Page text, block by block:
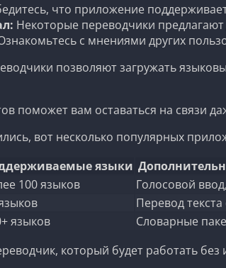
что приложение
Некоторые переводчики
с мнениями других
позволяют загружать
поможет вам оставаться на связи
вот несколько популярных
языки
100 языков
Голосовой
Перевод
языков
Словарные
который будет работать